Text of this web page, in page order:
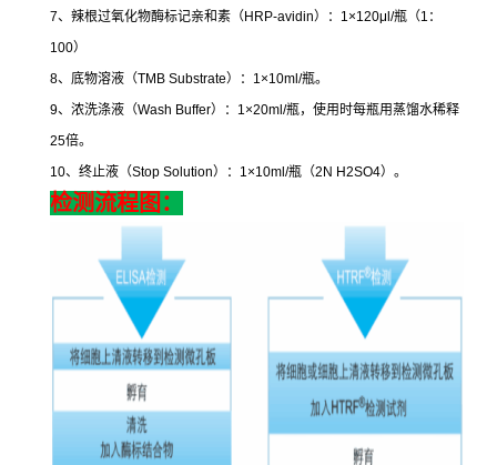
7、辣根过氧化物酶标记亲和素（HRP-avidin）： 1×120μl/瓶（1 ：
100）
8、底物溶液（TMB Substrate）： 1×10ml/瓶。
9、浓洗涤液（Wash Buffer）： 1×20ml/瓶，使用时每瓶用蒸馏水稀释
25倍。
10、终止液（Stop Solution）： 1×10ml/瓶（2N H2SO4）。
检测流程图：